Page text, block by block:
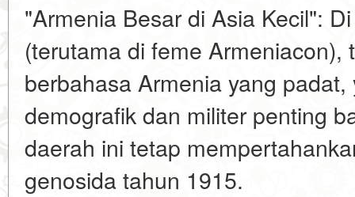
"Armenia Besar di Asia Kecil":
(terutama di feme Armeniacon),
berbahasa Armenia yang
demografik dan militer penting
daerah ini tetap
genosida tahun 1915.